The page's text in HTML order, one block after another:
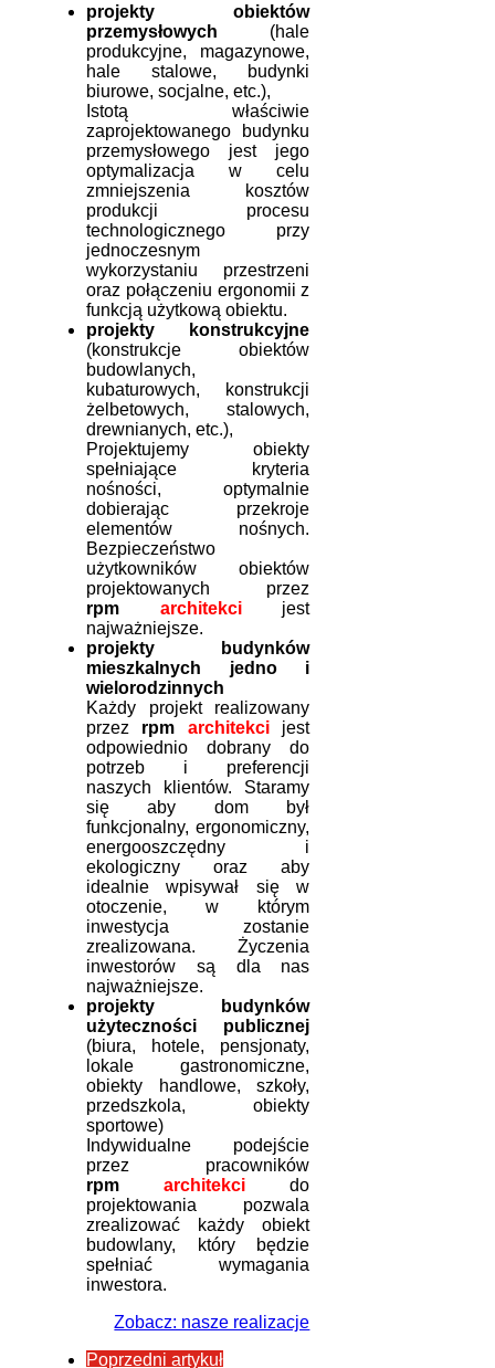
projekty obiektów
przemysłowych (hale
produkcyjne, magazynowe,
hale stalowe, budynki
biurowe, socjalne, etc.),
Istotą właściwie
zaprojektowanego budynku
przemysłowego jest jego
optymalizacja w celu
zmniejszenia kosztów
produkcji procesu
technologicznego przy
jednoczesnym
wykorzystaniu przestrzeni
oraz połączeniu ergonomii z
funkcją użytkową obiektu.
projekty konstrukcyjne
(konstrukcje obiektów
budowlanych,
kubaturowych, konstrukcji
żelbetowych, stalowych,
drewnianych, etc.),
Projektujemy obiekty
spełniające kryteria
nośności, optymalnie
dobierając przekroje
elementów nośnych.
Bezpieczeństwo
użytkowników obiektów
projektowanych przez
rpm architekci jest
najważniejsze.
projekty budynków
mieszkalnych jedno i
wielorodzinnych
Każdy projekt realizowany
przez rpm architekcijest
odpowiednio dobrany do
potrzeb i preferencji
naszych klientów. Staramy
się aby dom był
funkcjonalny, ergonomiczny,
energooszczędny i
ekologiczny oraz aby
idealnie wpisywał się w
otoczenie, w którym
inwestycja zostanie
zrealizowana. Życzenia
inwestorów są dla nas
najważniejsze.
projekty budynków
użyteczności publicznej
(biura, hotele, pensjonaty,
lokale gastronomiczne,
obiekty handlowe, szkoły,
przedszkola, obiekty
sportowe)
Indywidualne podejście
przez pracowników
rpmarchitekci do
projektowania pozwala
zrealizować każdy obiekt
budowlany, który będzie
spełniać wymagania
inwestora.
Zobacz: nasze realizacje
Poprzedni artykuł